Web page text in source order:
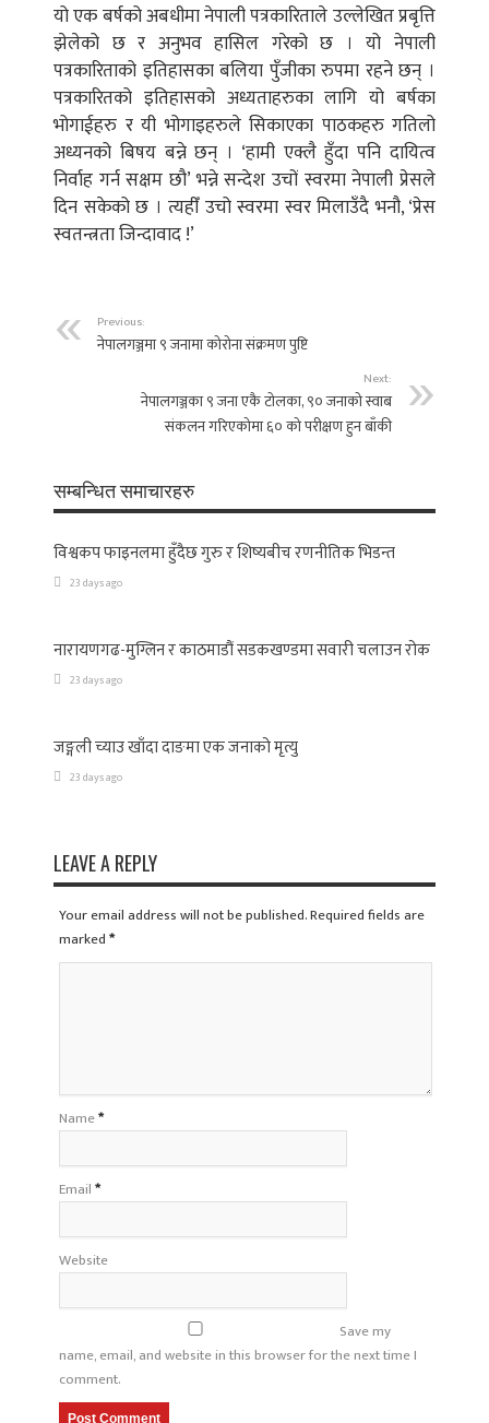
यो एक बर्षको अबधीमा नेपाली पत्रकारिताले उल्लेखित प्रबृत्ति
झेलेको छ र अनुभव हासिल गरेको छ । यो नेपाली
पत्रकारिताको इतिहासका बलिया पुँजीका रुपमा रहने छन् ।
पत्रकारितको इतिहासको अध्यताहरुका लागि यो बर्षका
भोगाईहरु र यी भोगाइहरुले सिकाएका पाठकहरु गतिलो
अध्यनको बिषय बन्ने छन् । ‘हामी एक्लै हुँदा पनि दायित्व
निर्वाह गर्न सक्षम छौ’ भन्ने सन्देश उचों स्वरमा नेपाली प्रेसले
दिन सकेको छ । त्यहीँ उचो स्वरमा स्वर मिलाउँदै भनौ, ‘प्रेस
स्वतन्त्रता जिन्दावाद !’
Previous:
नेपालगञ्जमा ९ जनामा कोरोना संक्रमण पुष्टि
Next:
नेपालगञ्जका ९ जना एकै टाेलका, ९० जनाको स्वाब
संकलन गरिएकोमा ६० को परीक्षण हुन बाँकी
सम्बन्धित समाचारहरु
विश्वकप फाइनलमा हुँदैछ गुरु र शिष्यबीच रणनीतिक भिडन्त
23 days ago
नारायणगढ-मुग्लिन र काठमाडौं सडकखण्डमा सवारी चलाउन रोक
23 days ago
जङ्गली च्याउ खाँदा दाङमा एक जनाको मृत्यु
23 days ago
LEAVE A REPLY
Your email address will not be published. Required fields are
marked*
Name*
Email*
Website
Save my
name, email, and website in this browser for the next time I
comment.